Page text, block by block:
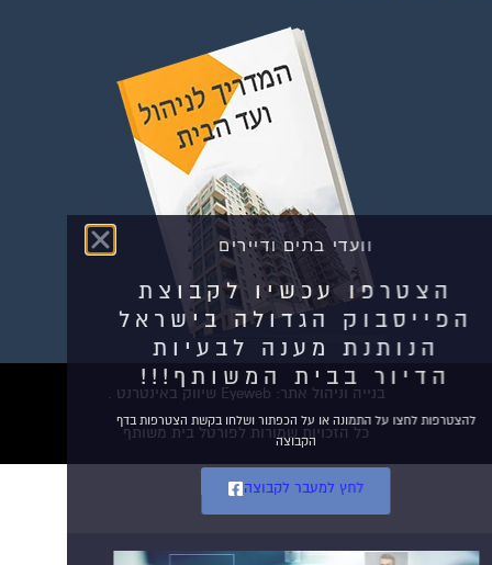
בנייה וניהול אתר: Eyeweb שיווק באינטרנט .
כל הזכויות שמורות לפורטל בית משותף
וועדי בתים ודיירים
הצטרפו עכשיו לקבוצת
הפייסבוק הגדולה בישראל
הנותנת מענה לבעיות
הדיור בבית המשותף!!!
להצטרפות לחצו על התמונה או על הכפתור ושלחו בקשת הצטרפות בדף
הקבוצה
לחץ למעבר לקבוצה